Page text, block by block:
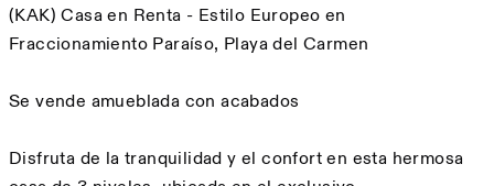
Descripción
(KAK) Casa en Renta - Estilo Europeo en
Fraccionamiento Paraíso, Playa del Carmen
Se vende amueblada con acabados
Disfruta de la tranquilidad y el confort en esta hermosa